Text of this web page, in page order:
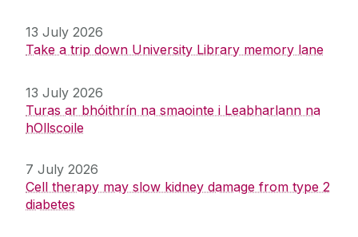
13 July 2026
Take a trip down University Library memory lane
13 July 2026
Turas ar bhóithrín na smaointe i Leabharlann na
hOllscoile
7 July 2026
Cell therapy may slow kidney damage from type 2
diabetes